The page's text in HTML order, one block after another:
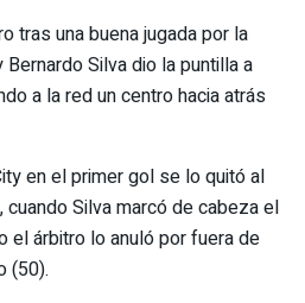
tras una buena jugada por la
Silva dio la puntilla a
a la red un centro hacia atrás
en el primer gol se lo quitó al
Silva marcó de cabeza el
el árbitro lo anuló por fuera de
(50).